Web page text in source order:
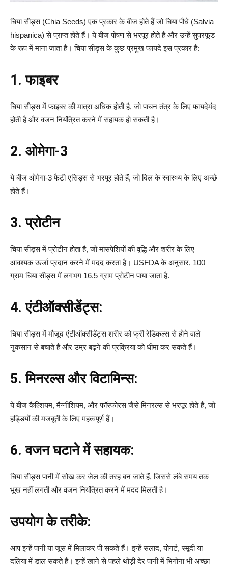
चिया सीड्स (Chia Seeds) एक प्रकार के बीज होते हैं जो चिया पौधे (Salvia
hispanica) से प्राप्त होते हैं। ये बीज पोषण से भरपूर होते हैं और उन्हें सुपरफूड
के रूप में माना जाता है। चिया सीड्स के कुछ प्रमुख फायदे इस प्रकार हैं:
1. फाइबर
चिया सीड्स में फाइबर की मात्रा अधिक होती है, जो पाचन तंत्र के लिए फायदेमंद
होती है और वजन नियंत्रित करने में सहायक हो सकती है।
2. ओमेगा-3
ये बीज ओमेगा-3 फैटी एसिड्स से भरपूर होते हैं, जो दिल के स्वास्थ्य के लिए अच्छे
होते हैं।
3. प्रोटीन
चिया सीड्स में प्रोटीन होता है, जो मांसपेशियों की वृद्धि और शरीर के लिए
आवश्यक ऊर्जा प्रदान करने में मदद करता है। USFDA के अनुसार, 100
ग्राम चिया सीड्स में लगभग 16.5 ग्राम प्रोटीन पाया जाता है.
4. एंटीऑक्सीडेंट्स:
चिया सीड्स में मौजूद एंटीऑक्सीडेंट्स शरीर को फ्री रेडिकल्स से होने वाले
नुकसान से बचाते हैं और उम्र बढ़ने की प्रक्रिया को धीमा कर सकते हैं।
5. मिनरल्स और विटामिन्स:
ये बीज कैल्शियम, मैग्नीशियम, और फॉस्फोरस जैसे मिनरल्स से भरपूर होते हैं, जो
हड्डियों की मजबूती के लिए महत्वपूर्ण हैं।
6. वजन घटाने में सहायक:
चिया सीड्स पानी में सोख कर जेल की तरह बन जाते हैं, जिससे लंबे समय तक
भूख नहीं लगती और वजन नियंत्रित करने में मदद मिलती है।
उपयोग के तरीके:
आप इन्हें पानी या जूस में मिलाकर पी सकते हैं। इन्हें सलाद, योगर्ट, स्मूदी या
दलिया में डाल सकते हैं। इन्हें खाने से पहले थोड़ी देर पानी में भिगोना भी अच्छा